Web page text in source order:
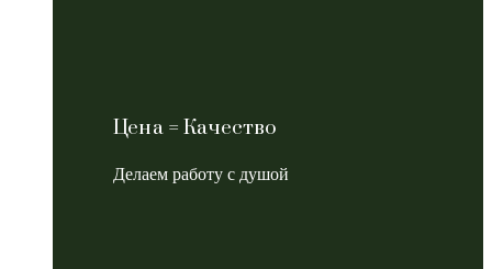
Цена = Качество
Делаем работу с душой